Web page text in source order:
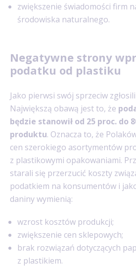
zwiększenie świadomości firm
środowiska naturalnego.
Negatywne strony
podatku od plastiku
Jako pierwsi swój sprzeciw
Największą obawą jest to, że
będzie stanowił od 25 proc. do
produktu. Oznacza to, że
cen szerokiego asortymentów
z plastikowymi opakowaniami.
starali się przerzucić koszty
podatkiem na konsumentów i
daniny wymienią:
wzrost kosztów produkcji;
zwiększenie cen sklepowych;
brak rozwiązań dotyczących
z plastikiem.